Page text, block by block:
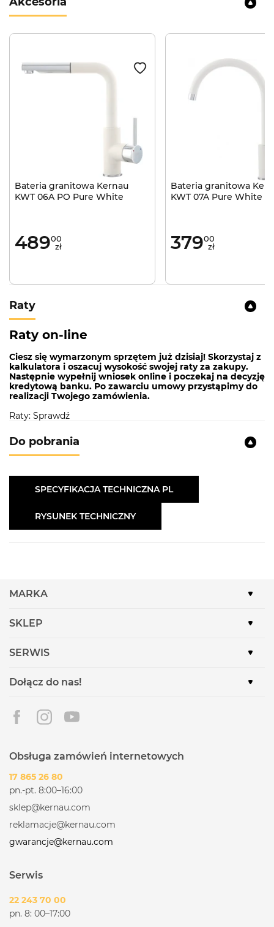
Bateria granitowa Kernau
KWT 06A PO Pure White
48900
zł
Bateria granitowa
KWT 07A Pure White
37900
zł
Raty
Raty on-line
Ciesz się wymarzonym sprzętem już dzisiaj! Skorzystaj z
kalkulatora i oszacuj wysokość swojej raty za zakupy.
Następnie wypełnij wniosek online i poczekaj na decyzję
kredytową banku. Po zawarciu umowy przystąpimy do
realizacji Twojego zamówienia.
Raty: Sprawdź
Do pobrania
SPECYFIKACJA TECHNICZNA PL
RYSUNEK TECHNICZNY
MARKA
SKLEP
SERWIS
Dołącz do nas!
Obsługa zamówień internetowych
17 865 26 80
pn.-pt. 8:00–16:00
sklep@kernau.com
reklamacje@kernau.com
gwarancje@kernau.com
Serwis
22 243 70 00
pn. 8: 00–17:00